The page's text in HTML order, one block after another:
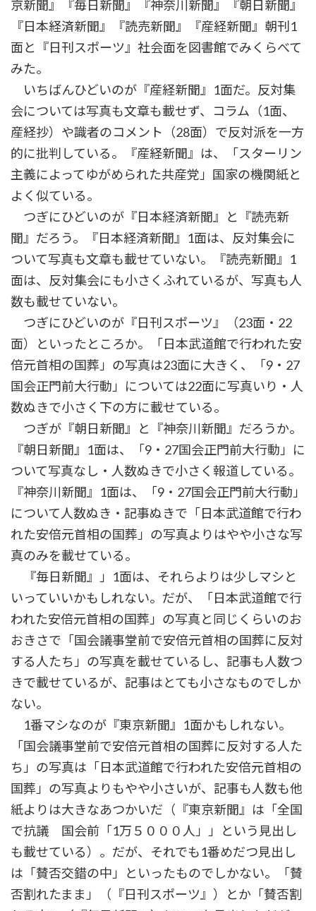
京新聞』『毎日新聞』『神奈川新聞』『朝日新聞』
『日本経済新聞』『読売新聞』『産経新聞』朝刊1
面と『日刊スポーツ』社会面を図書館でみくらべて
みた。
いちばんひどいのが『産経新聞』1面だ。反対集
会については写真も文章も載せず、コラム（1面、
産経抄）や識者のコメント（28面）で反対派を一方
的に批判している。『産経新聞』は、「スターリン
主義によってゆがめられた共産党」国家の機関紙と
よく似ている。
つぎにひどいのが『日本経済新聞』と『読売新
聞』だろう。『日本経済新聞』1面は、反対集会に
ついて写真も文章も載せていない。『読売新聞』1
面は、反対集会にも小さくふれているが、写真も人
数も載せていない。
つぎにひどいのが『日刊スポーツ』（23面・22
面）といったところか。「日本武道館で行われた安
倍元首相の国葬」の写真は23面に大きく、「9・27
国会正門前大行動」については22面に写真いり・人
数ぬきで小さく下の方に載せている。
つぎが『朝日新聞』と『神奈川新聞』だろうか。
『朝日新聞』1面は、「9・27国会正門前大行動」に
ついて写真なし・人数ぬきで小さく報道している。
『神奈川新聞』1面は、「9・27国会正門前大行動」
について人数ぬき・記事ぬきで「日本武道館で行わ
れた安倍元首相の国葬」の写真よりはやや小さな写
真のみを載せている。
『毎日新聞』」1面は、それらよりは少しマシと
いっていいかもしれない。だが、「日本武道館で行
われた安倍元首相の国葬」の写真と同じくらいのお
おきさで「国会議事堂前で安倍元首相の国葬に反対
する人たち」の写真を載せているし、記事も人数つ
きで載せているが、記事はとても小さなものでしか
ない。
1番マシなのが『東京新聞』1面かもしれない。
「国会議事堂前で安倍元首相の国葬に反対する人た
ち」の写真は「日本武道館で行われた安倍元首相の
国葬」の写真よりもやや小さいが、記事も人数も他
紙よりは大きなあつかいだ（『東京新聞』は「全国
で抗議 国会前「1万５０００人」」という見出し
も載せている）。だが、それでも1番めだつ見出し
は「賛否交錯の中」といったものでしかない。「賛
否割れたまま」（『日刊スポーツ』）とか「賛否割